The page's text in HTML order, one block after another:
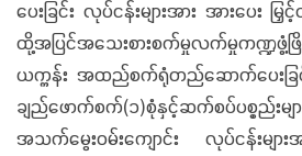
ပေးခြင်း လုပ်ငန်းများအား အားပေး
ထို့အပြင်အသေးစားစက်မှုလက်မှုကဏ္ဍဖွံ့
ယက္ကန်း အထည်စက်ရုံတည်ဆောက်ပေးခြင်
ချည်ဖောက်စက်(၁)စုံနှင့်ဆက်စပ်ပစ္စည်းမျ
အသက်မွေးဝမ်းကျောင်း လုပ်ငန်းများအ